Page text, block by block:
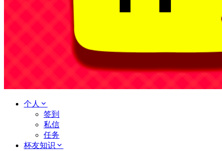
个人
签到
私信
任务
杯友知识